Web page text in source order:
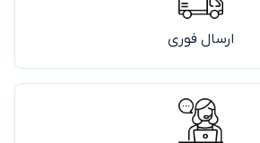
ارسال فوری